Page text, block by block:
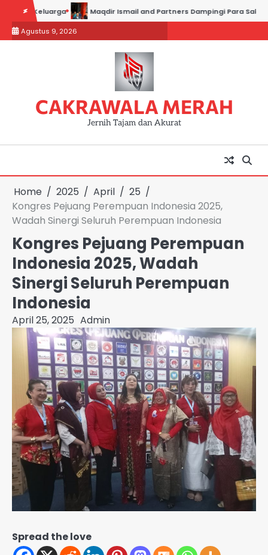
content
Maqdir Ismail and Partners Dampingi Para Saksi Hadiri
Agustus 9, 2026
CAKRAWALA MERAH
Jernih Tajam dan Akurat
Home 2025 April
25
Kongres Pejuang Perempuan Indonesia 2025,
Wadah Sinergi Seluruh Perempuan Indonesia
Kongres Pejuang Perempuan
Indonesia 2025, Wadah
Sinergi Seluruh Perempuan
Indonesia
April 25, 2025 Admin
Spread the love